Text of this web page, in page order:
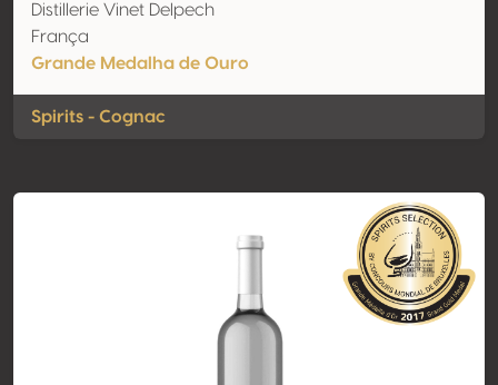
Distillerie Vinet Delpech
França
Grande Medalha de Ouro
Spirits - Cognac